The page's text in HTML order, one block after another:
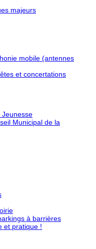
majeurs
mobile (antennes
et concertations
Jeunesse
Municipal de la
à barrières
et pratique !